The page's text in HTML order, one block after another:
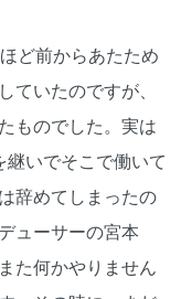
ど前からあたため
ていたのですが、
ものでした。実は
いでそこで働いて
辞めてしまったの
ューサーの宮本
た何かやりません